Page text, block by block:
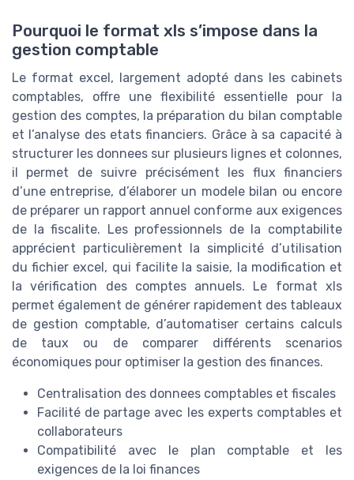
Pourquoi le format xls s’impose dans la
gestion comptable
Le format excel, largement adopté dans les cabinets
comptables, offre une flexibilité essentielle pour la
gestion des comptes, la préparation du bilan comptable
et l’analyse des etats financiers. Grâce à sa capacité à
structurer les donnees sur plusieurs lignes et colonnes,
il permet de suivre précisément les flux financiers
d’une entreprise, d’élaborer un modele bilan ou encore
de préparer un rapport annuel conforme aux exigences
de la fiscalite. Les professionnels de la comptabilite
apprécient particulièrement la simplicité d’utilisation
du fichier excel, qui facilite la saisie, la modification et
la vérification des comptes annuels. Le format xls
permet également de générer rapidement des tableaux
de gestion comptable, d’automatiser certains calculs
de taux ou de comparer différents scenarios
économiques pour optimiser la gestion des finances.
Centralisation des donnees comptables et fiscales
Facilité de partage avec les experts comptables et
collaborateurs
Compatibilité avec le plan comptable et les
exigences de la loi finances